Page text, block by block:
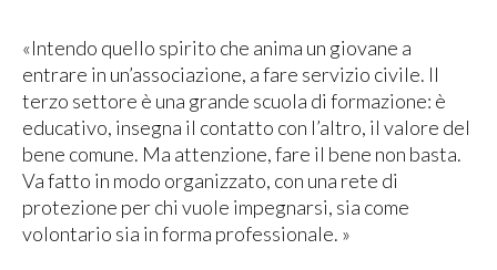
«Intendo quello spirito che anima un giovane a
entrare in un’associazione, a fare servizio civile. Il
terzo settore è una grande scuola di formazione: è
educativo, insegna il contatto con l’altro, il valore del
bene comune. Ma attenzione, fare il bene non basta.
Va fatto in modo organizzato, con una rete di
protezione per chi vuole impegnarsi, sia come
volontario sia in forma professionale. »